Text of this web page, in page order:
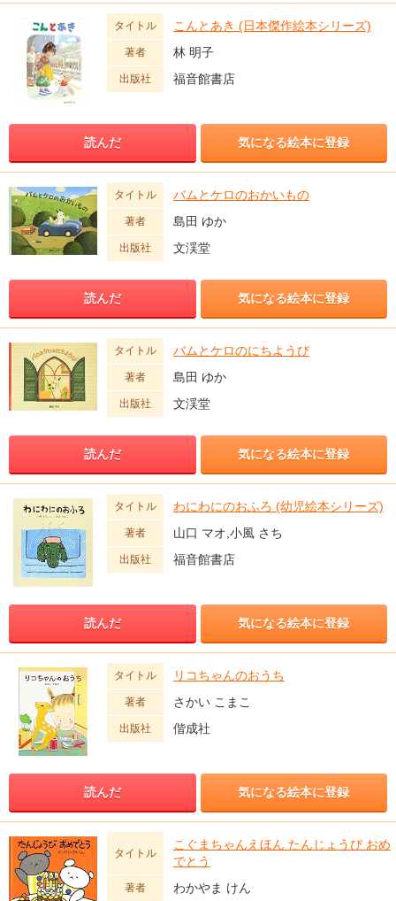
タイトル こんとあき (日本傑作絵本シリーズ)
著者 林 明子
出版社 福音館書店
読んだ 気になる絵本に登録
タイトル バムとケロのおかいもの
著者 島田 ゆか
出版社 文渓堂
読んだ 気になる絵本に登録
タイトル バムとケロのにちようび
著者 島田 ゆか
出版社 文渓堂
読んだ 気になる絵本に登録
タイトル わにわにのおふろ (幼児絵本シリーズ)
著者 山口 マオ,小風 さち
出版社 福音館書店
読んだ 気になる絵本に登録
タイトル リコちゃんのおうち
著者 さかい こまこ
出版社 偕成社
読んだ 気になる絵本に登録
タイトル
こぐまちゃんえほん たんじょうび おめ
でとう
著者 わかやま けん